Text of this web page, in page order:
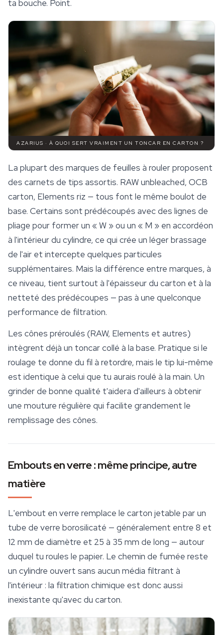
ta bouche. Point.
AZARIUS · À QUOI SERT VRAIMENT UN TONCAR EN CARTON ?
La plupart des marques de feuilles à roulerproposent
des carnets de tips assortis. RAW unbleached, OCB
carton, Elements riz — tous font le même boulot de
base. Certains sont prédécoupés avec des lignes de
pliage pour former un « W » ou un « M » en accordéon
à l'intérieur du cylindre, ce qui crée un léger brassage
de l'air et intercepte quelques particules
supplémentaires. Mais la différence entre marques, à
ce niveau, tient surtout à l'épaisseur du carton et à la
netteté des prédécoupes — pas à une quelconque
performance de filtration.
Les cônes préroulés (RAW, Elements et autres)
intègrent déjà un toncar collé à la base. Pratique si le
roulage te donne du fil à retordre, mais le tip lui-même
est identique à celui que tu aurais roulé à la main. Un
grinder de bonne qualité t'aidera d'ailleurs à obtenir
une mouture régulière qui facilite grandement le
remplissage des cônes.
Embouts en verre : même principe, autre
matière
L'embout en verre remplace le carton jetable par un
tube de verre borosilicaté — généralement entre 8 et
12 mm de diamètre et 25 à 35 mm de long — autour
duquel tu roules le papier. Le chemin de fumée reste
un cylindre ouvert sans aucun média filtrant à
l'intérieur : la filtration chimique est donc aussi
inexistante qu'avec du carton.